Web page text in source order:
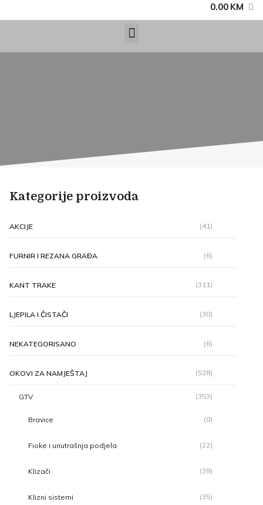
0.00 KM
Kategorije proizvoda
AKCIJE (41)
FURNIR I REZANA GRAĐA (6)
KANT TRAKE (311)
LJEPILA I ČISTAČI (30)
NEKATEGORISANO (6)
OKOVI ZA NAMJEŠTAJ (528)
GTV (353)
Bravice (0)
Fioke i unutrašnja podjela (22)
Klizači (39)
Klizni sistemi (35)